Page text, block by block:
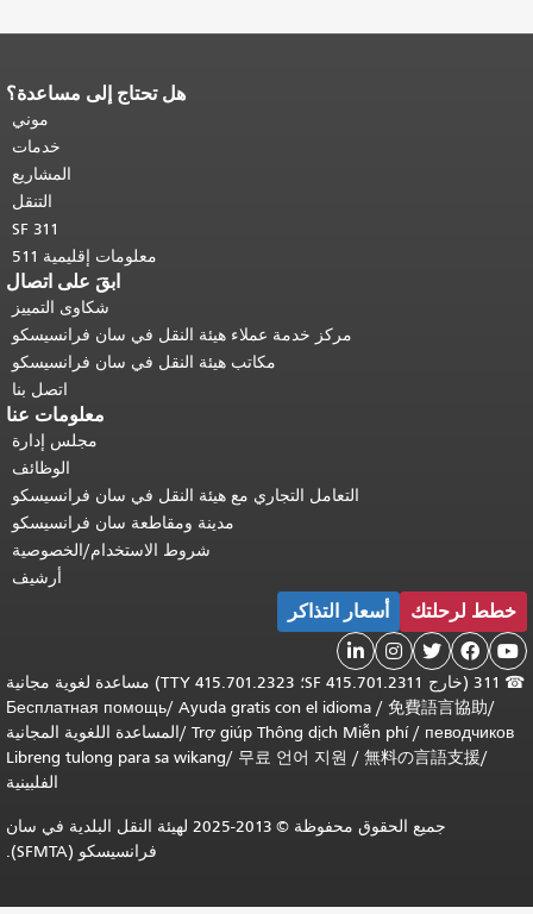
هل تحتاج إلى مساعدة؟
موني
خدمات
المشاريع
التنقل
SF 311
معلومات إقليمية 511
ابقَ على اتصال
شكاوى التمييز
مركز خدمة عملاء هيئة النقل في سان فرانسيسكو
مكاتب هيئة النقل في سان فرانسيسكو
اتصل بنا
معلومات عنا
مجلس إدارة
الوظائف
التعامل التجاري مع هيئة النقل في سان فرانسيسكو
مدينة ومقاطعة سان فرانسيسكو
شروط الاستخدام/الخصوصية
أرشيف
خطط لرحلتك أسعار التذاكر





☎
311 (خارج SF 415.701.2311؛ TTY 415.701.2323) مساعدة لغوية مجانية
/
免費語言協助
/
Ayuda gratis con el idioma
/
Бесплатная помощь
певодчиков
/
Trợ giúp Thông dịch Miễn phí
/المساعدة اللغوية المجانية
/
無料の言語支援
/
무료 언어 지원
/
Libreng tulong para sa wikang
الفلبينية
جميع الحقوق محفوظة © 2013-2025 لهيئة النقل البلدية في سان
فرانسيسكو (SFMTA).